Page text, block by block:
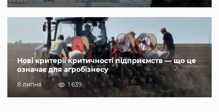
Нові критерії критичності підприємств — що це
означає для агробізнесу
8 липня 1 639